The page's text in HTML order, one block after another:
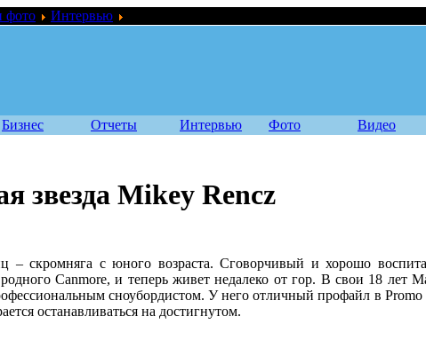
фото Интервью
Бизнес Отчеты Интервью Фото Видео
звезда Mikey Rencz
– скромняга с юного возраста. Сговорчивый и хорошо
Canmore, и теперь живет недалеко от гор. В свои 18 лет
сноубордистом. У него отличный профайл в Promo
останавливаться на достигнутом.